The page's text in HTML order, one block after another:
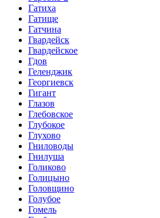
Гатиха
Гатище
Гатчина
Гвардейск
Гвардейское
Гдов
Геленджик
Георгиевск
Гигант
Глазов
Глебовское
Глубокое
Глухово
Гниловоды
Гнилуша
Голиково
Голицыно
Головщино
Голубое
Гомель